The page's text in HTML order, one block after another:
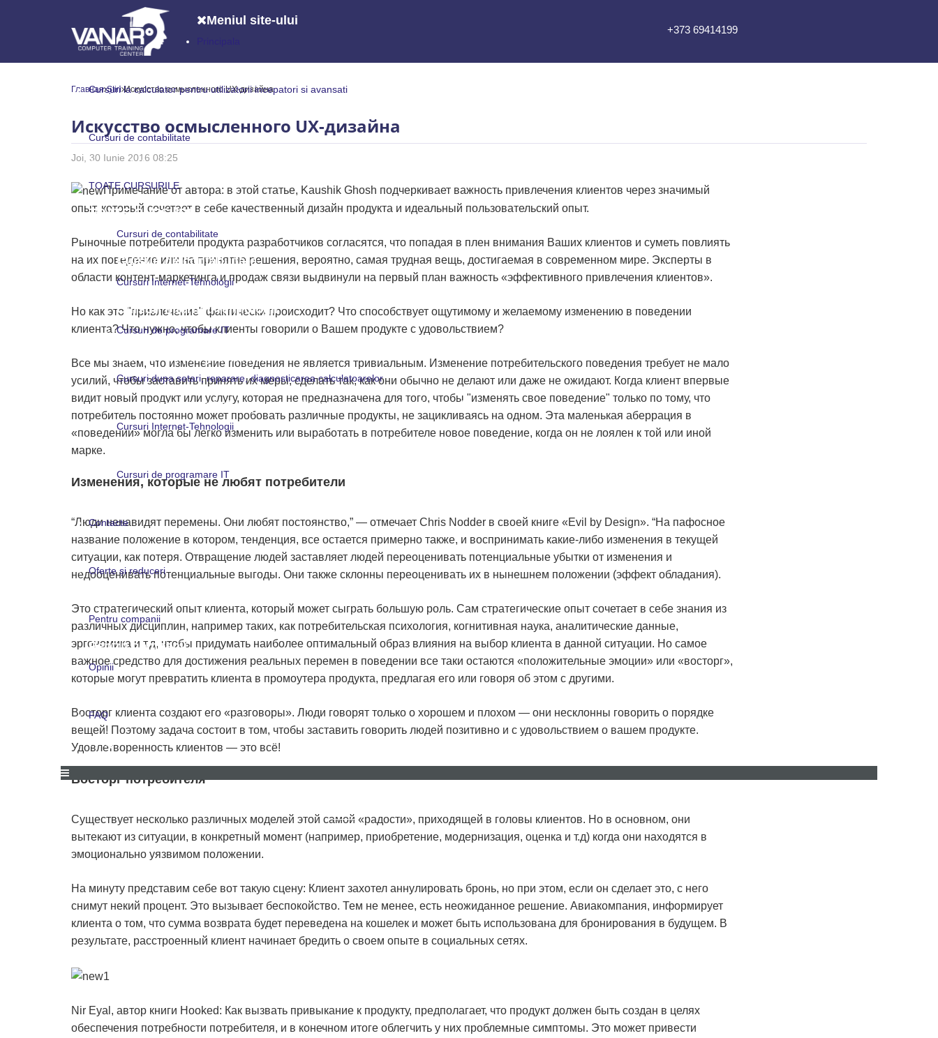
Meniul site-ului
Cursuri la calculator pentru utilizatorii incepatori si avansati
Cursuri la calculator pentru utilizatorii incepatori si avansati
Cursuri de contabilitate
Cursuri de contabilitate
TOATE CURSURILE
TOATE CURSURILE
Cursuri de contabilitate
Cursuri de contabilitate
Cursuri Internet-Tehnologii
Cursuri Internet-Tehnologii
Cursuri de programare IT
Cursuri de programare IT
Cursuri dupa setari, reparare, diagnosticarea calculatoarelor
Cursuri dupa setari, reparare, diagnosticarea calculatoarelor
Cursuri Internet-Tehnologii
Cursuri de programare IT
Contacte
Oferte și reduceri
Pentru companii
Pentru companii
Opinii
FAQ
FAQ
+373 69414199
Главная Știri Искусство осмысленного UX-дизайна
Искусство осмысленного UX-дизайна
Joi, 30 Iunie 2016 08:25
Примечание от автора: в этой статье, Kaushik Ghosh подчеркивает важность привлечения клиентов через значимый
опыт, который сочетает в себе качественный дизайн продукта и идеальный пользовательский опыт.
Рыночные потребители продукта разработчиков согласятся, что попадая в плен внимания Ваших клиентов и суметь повлиять
на их поведение или на принятие решения, вероятно, самая трудная вещь, достигаемая в современном мире. Эксперты в
области контент-маркетинга и продаж связи выдвинули на первый план важность «эффективного привлечения клиентов».
Но как это "привлечение" фактически происходит? Что способствует ощутимому и желаемому изменению в поведении
клиента? Что нужно, чтобы клиенты говорили о Вашем продукте с удовольствием?
Все мы знаем, что изменение поведения не является тривиальным. Изменение потребительского поведения требует не мало
усилий, чтобы заставить принять их меры, сделать так, как они обычно не делают или даже не ожидают. Когда клиент впервые
видит новый продукт или услугу, которая не предназначена для того, чтобы "изменять свое поведение" только по тому, что
потребитель постоянно может пробовать различные продукты, не зацикливаясь на одном. Эта маленькая аберрация в
«поведении» могла бы легко изменить или выработать в потребителе новое поведение, когда он не лоялен к той или иной
марке.
Изменения, которые не любят потребители
“Люди ненавидят перемены. Они любят постоянство,” — отмечает Chris Nodder в своей книге «Evil by Design». “На пафосное
название положение в котором, тенденция, все остается примерно также, и воспринимать какие-либо изменения в текущей
ситуации, как потеря. Отвращение людей заставляет людей переоценивать потенциальные убытки от изменения и
недооценивать потенциальные выгоды. Они также склонны переоценивать их в нынешнем положении (эффект обладания).
Это стратегический опыт клиента, который может сыграть большую роль. Сам стратегические опыт сочетает в себе знания из
различных дисциплин, например таких, как потребительская психология, когнитивная наука, аналитические данные,
эргономика и т.д, чтобы придумать наиболее оптимальный образ влияния на выбор клиента в данной ситуации. Но самое
важное средство для достижения реальных перемен в поведении все таки остаются «положительные эмоции» или «восторг»,
которые могут превратить клиента в промоутера продукта, предлагая его или говоря об этом с другими.
Восторг клиента создают его «разговоры». Люди говорят только о хорошем и плохом — они несклонны говорить о порядке
вещей! Поэтому задача состоит в том, чтобы заставить говорить людей позитивно и с удовольствием о вашем продукте.
Удовлетворенность клиентов — это всё!
Восторг потребителя
Существует несколько различных моделей этой самой «радости», приходящей в головы клиентов. Но в основном, они
вытекают из ситуации, в конкретный момент (например, приобретение, модернизация, оценка и т.д) когда они находятся в
эмоционально уязвимом положении.
На минуту представим себе вот такую сцену: Клиент захотел аннулировать бронь, но при этом, если он сделает это, с него
снимут некий процент. Это вызывает беспокойство. Тем не менее, есть неожиданное решение. Авиакомпания, информирует
клиента о том, что сумма возврата будет переведена на кошелек и может быть использована для бронирования в будущем. В
результате, расстроенный клиент начинает бредить о своем опыте в социальных сетях.
Nir Eyal, автор книги Hooked: Как вызвать привыкание к продукту, предполагает, что продукт должен быть создан в целях
обеспечения потребности потребителя, и в конечном итоге облегчить у них проблемные симптомы. Это может привести